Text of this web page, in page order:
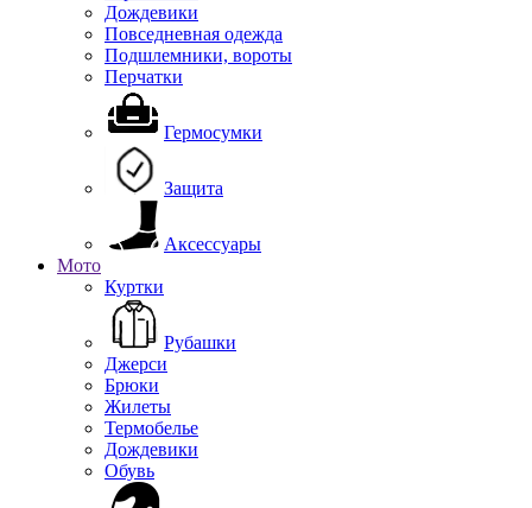
Дождевики
Повседневная одежда
Подшлемники, вороты
Перчатки
Гермосумки
Защита
Аксессуары
Мото
Куртки
Рубашки
Джерси
Брюки
Жилеты
Термобелье
Дождевики
Обувь